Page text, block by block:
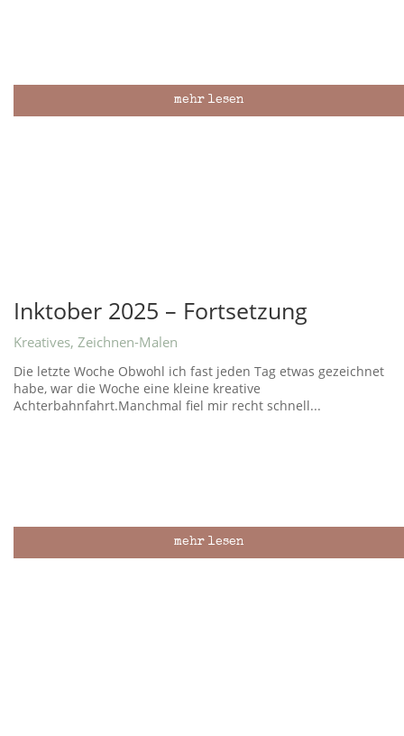
mehr lesen
Inktober 2025 – Fortsetzung
Kreatives, Zeichnen-Malen
Die letzte Woche Obwohl ich fast jeden Tag etwas gezeichnet
habe, war die Woche eine kleine kreative
Achterbahnfahrt.Manchmal fiel mir recht schnell...
mehr lesen